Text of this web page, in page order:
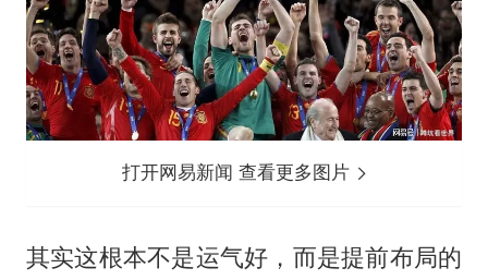
打开网易新闻 查看更多图片
其实这根本不是运气好，而是提前布局的